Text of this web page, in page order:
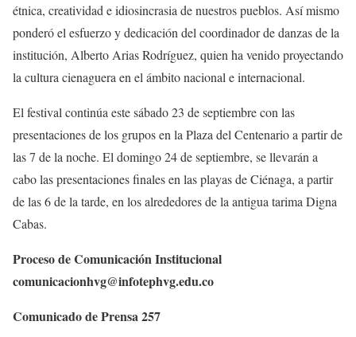
étnica, creatividad e idiosincrasia de nuestros pueblos. Así mismo
ponderó el esfuerzo y dedicación del coordinador de danzas de la
institución, Alberto Arias Rodríguez, quien ha venido proyectando
la cultura cienaguera en el ámbito nacional e internacional.
El festival continúa este sábado 23 de septiembre con las
presentaciones de los grupos en la Plaza del Centenario a partir de
las 7 de la noche. El domingo 24 de septiembre, se llevarán a
cabo las presentaciones finales en las playas de Ciénaga, a partir
de las 6 de la tarde, en los alrededores de la antigua tarima Digna
Cabas.
Proceso de Comunicación Institucional
comunicacionhvg@infotephvg.edu.co
Comunicado de Prensa 257